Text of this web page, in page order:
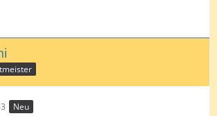
Neu